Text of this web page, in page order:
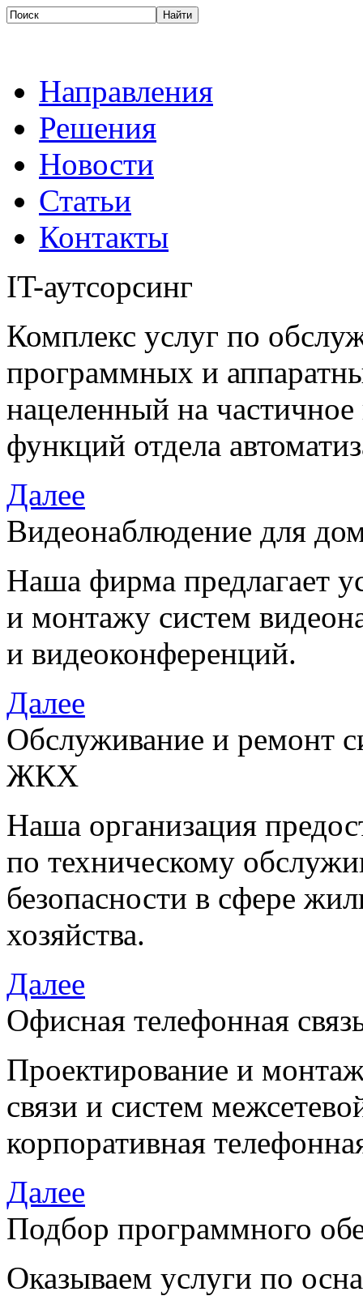
Направления
Решения
Новости
Статьи
Контакты
IT-аутсорсинг
Комплекс услуг по
программных и
нацеленный на
функций отдела
Далее
Видеонаблюдение для
Наша фирма предлагает
и монтажу систем
и видеоконференций.
Далее
Обслуживание и ремонт
ЖКХ
Наша организация
по техническому
безопасности в сфере
хозяйства.
Далее
Офисная телефонная
Проектирование и
связи и систем
корпоративная
Далее
Подбор программного
Оказываем услуги по